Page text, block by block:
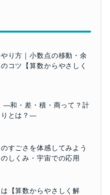
り方｜小数点の移動・余
コツ【算数からやさしく
―和・差・積・商って？計
りとは？―
のすごさを体感してみよう
しくみ・宇宙での応用
【算数からやさしく解